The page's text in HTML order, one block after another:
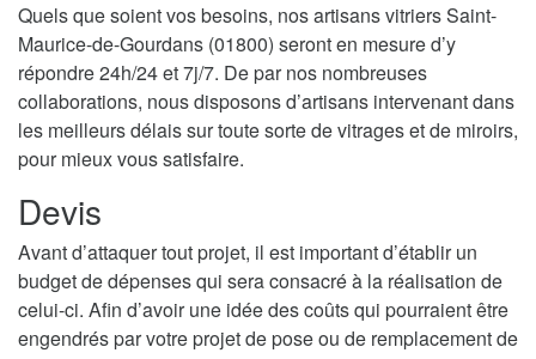
Quels que soient vos besoins, nos artisans vitriers Saint-
Maurice-de-Gourdans (01800) seront en mesure d’y
répondre 24h/24 et 7j/7. De par nos nombreuses
collaborations, nous disposons d’artisans intervenant dans
les meilleurs délais sur toute sorte de vitrages et de miroirs,
pour mieux vous satisfaire.
Devis
Avant d’attaquer tout projet, il est important d’établir un
budget de dépenses qui sera consacré à la réalisation de
celui-ci. Afin d’avoir une idée des coûts qui pourraient être
engendrés par votre projet de pose ou de remplacement de